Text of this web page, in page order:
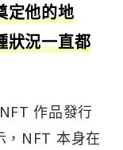
定他的地
狀況一直都
作品發行
NFT 本身在